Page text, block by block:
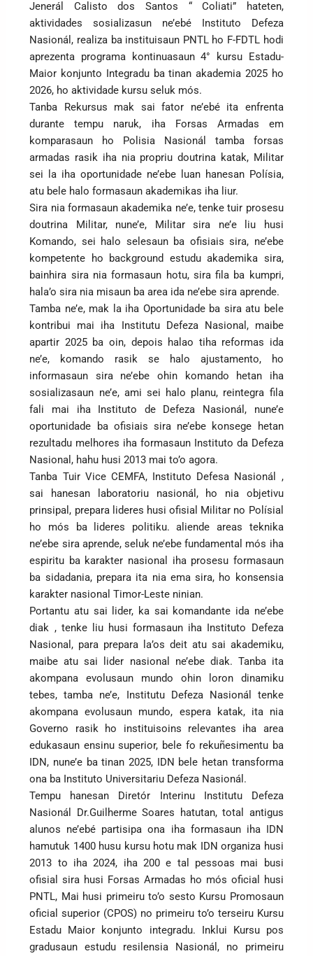
Jenerál Calisto dos Santos “ Coliati” hateten,
aktividades sosializasun ne’ebé Instituto Defeza
Nasionál, realiza ba instituisaun PNTL ho F-FDTL hodi
aprezenta programa kontinuasaun 4° kursu Estadu-
Maior konjunto Integradu ba tinan akademia 2025 ho
2026, ho aktividade kursu seluk mós.
Tanba Rekursus mak sai fator ne’ebé ita enfrenta
durante tempu naruk, iha Forsas Armadas em
komparasaun ho Polisia Nasionál tamba forsas
armadas rasik iha nia propriu doutrina katak, Militar
sei la iha oportunidade ne’ebe luan hanesan Polísia,
atu bele halo formasaun akademikas iha liur.
Sira nia formasaun akademika ne’e, tenke tuir prosesu
doutrina Militar, nune’e, Militar sira ne’e liu husi
Komando, sei halo selesaun ba ofisiais sira, ne’ebe
kompetente ho background estudu akademika sira,
bainhira sira nia formasaun hotu, sira fila ba kumpri,
hala’o sira nia misaun ba area ida ne’ebe sira aprende.
Tamba ne’e, mak la iha Oportunidade ba sira atu bele
kontribui mai iha Institutu Defeza Nasional, maibe
apartir 2025 ba oin, depois halao tiha reformas ida
ne’e, komando rasik se halo ajustamento, ho
informasaun sira ne’ebe ohin komando hetan iha
sosializasaun ne’e, ami sei halo planu, reintegra fila
fali mai iha Instituto de Defeza Nasionál, nune’e
oportunidade ba ofisiais sira ne’ebe konsege hetan
rezultadu melhores iha formasaun Instituto da Defeza
Nasional, hahu husi 2013 mai to’o agora.
Tanba Tuir Vice CEMFA, Instituto Defesa Nasionál ,
sai hanesan laboratoriu nasionál, ho nia objetivu
prinsipal, prepara lideres husi ofisial Militar no Polísial
ho mós ba lideres politiku. aliende areas teknika
ne’ebe sira aprende, seluk ne’ebe fundamental mós iha
espiritu ba karakter nasional iha prosesu formasaun
ba sidadania, prepara ita nia ema sira, ho konsensia
karakter nasional Timor-Leste ninian.
Portantu atu sai lider, ka sai komandante ida ne’ebe
diak , tenke liu husi formasaun iha Instituto Defeza
Nasional, para prepara la’os deit atu sai akademiku,
maibe atu sai lider nasional ne’ebe diak. Tanba ita
akompana evolusaun mundo ohin loron dinamiku
tebes, tamba ne’e, Institutu Defeza Nasionál tenke
akompana evolusaun mundo, espera katak, ita nia
Governo rasik ho instituisoins relevantes iha area
edukasaun ensinu superior, bele fo rekuñesimentu ba
IDN, nune’e ba tinan 2025, IDN bele hetan transforma
ona ba Instituto Universitariu Defeza Nasionál.
Tempu hanesan Diretór Interinu Institutu Defeza
Nasionál Dr.Guilherme Soares hatutan, total antigus
alunos ne’ebé partisipa ona iha formasaun iha IDN
hamutuk 1400 husu kursu hotu mak IDN organiza husi
2013 to iha 2024, iha 200 e tal pessoas mai busi
ofisial sira husi Forsas Armadas ho mós oficial husi
PNTL, Mai husi primeiru to’o sesto Kursu Promosaun
oficial superior (CPOS) no primeiru to’o terseiru Kursu
Estadu Maior konjunto integradu. Inklui Kursu pos
gradusaun estudu resilensia Nasionál, no primeiru